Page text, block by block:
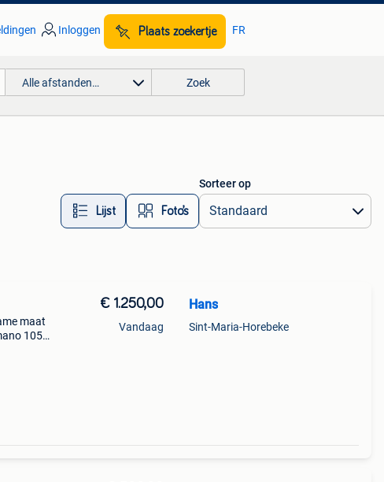
Inloggen Plaats zoekertje FR
Alle afstanden… Zoek
Lijst Foto’s
Sorteer op
maat
105
€ 1.250,00
Vandaag
Hans
Sint-Maria-Horebeke